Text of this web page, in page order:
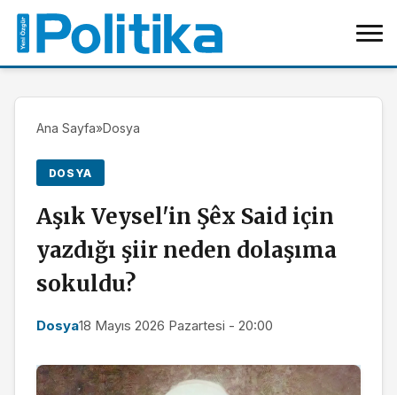
Ana Sayfa»Dosya
DOSYA
Aşık Veysel'in Şêx Said için
yazdığı şiir neden dolaşıma
sokuldu?
Dosya18 Mayıs 2026 Pazartesi - 20:00